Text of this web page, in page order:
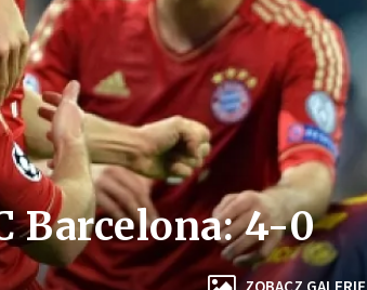
Barcelona: 4-0
ZOBACZ GALERIĘ